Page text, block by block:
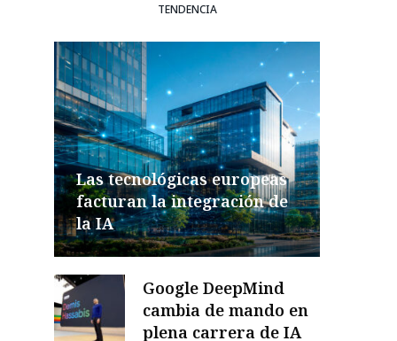
TENDENCIA
Las tecnológicas europeas
facturan la integración de
la IA
Google DeepMind
cambia de mando en
plena carrera de IA